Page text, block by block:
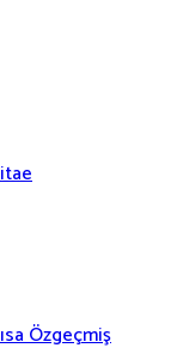
Özgeçmiş